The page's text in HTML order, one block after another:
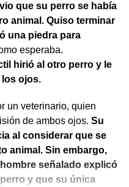
que su perro se había
animal. Quiso terminar
una piedra para
esperaba.
hirió al otro perro y le
ojos.
un veterinario, quien
de ambos ojos. Su
al considerar que se
animal. Sin embargo,
señalado explicó
y que su única